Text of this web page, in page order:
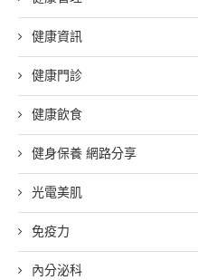
健康資訊
健康門診
健康飲食
健身保養 網路分享
光電美肌
免疫力
內分泌科